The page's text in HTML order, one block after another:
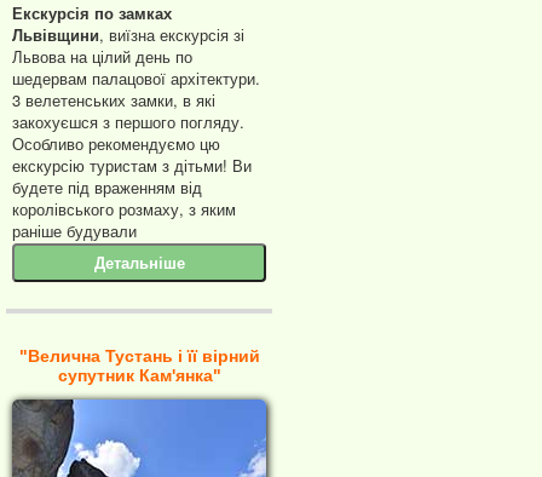
Екскурсія по замках
Львівщини, виїзна екскурсія зі
Львова на цілий день по
шедервам палацової архітектури.
3 велетенських замки, в які
закохуєшся з першого погляду.
Особливо рекомендуємо цю
екскурсію туристам з дітьми! Ви
будете під враженням від
королівського розмаху, з яким
раніше будували
Детальніше
"Велична Тустань і її вірний
супутник Кам'янка"